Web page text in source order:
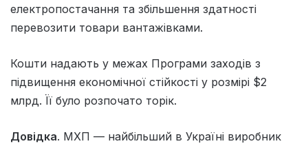
електропостачання та збільшення здатності
перевозити товари вантажівками.
Кошти надають у межах Програми заходів з
підвищення економічної стійкості у розмірі $2
млрд. Її було розпочато торік.
Довідка. МХП — найбільший в Україні виробник